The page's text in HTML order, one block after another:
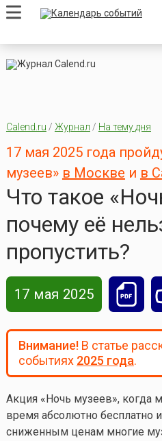
Calend.ru / Журнал / На тему дня
17 мая 2025 года
музеев» в Москве и в
Что такое
почему её
пропустить?
17 мая 2025
Внимание!В статье
событиях 2025 года.
Акция «Ночь музеев», когда
время абсолютно бесплатно
сниженным ценам многие